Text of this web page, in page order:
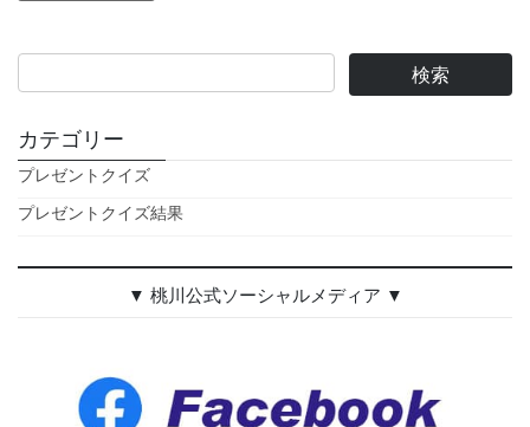
カテゴリー
プレゼントクイズ
プレゼントクイズ結果
▼ 桃川公式ソーシャルメディア ▼